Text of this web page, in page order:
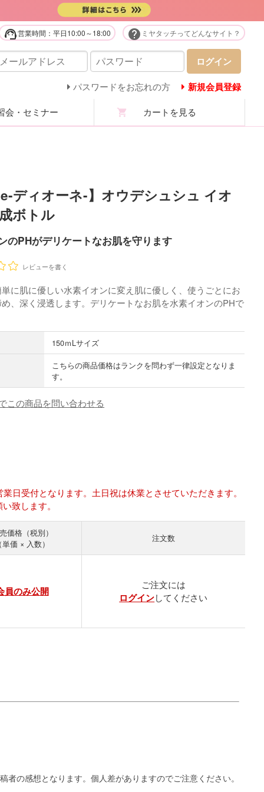
support_agent営業時間：平日10:00～18:00 help ミヤタッチってどんなサイト？
ログイン
パスワードをお忘れの方 新規会員登録
用品・化粧品
用美容機器・美顔器・家電
ユニフォーム
析機・カウンセリング
の商品を見る
・セミナー カートを見る
ディオーネ-】オウデシュシュ イオ
ボトル
のPHがデリケートなお肌を守ります
レビューを書く
に肌に優しい水素イオンに変え肌に優しく、使うごとにお
、深く浸透します。デリケートなお肌を水素イオンのPHで
150ｍLサイズ
こちらの商品価格はランクを問わず一律設定となりま
す。
この商品を問い合わせる
日受付となります。土日祝は休業とさせていただきます。
致します。
価格
単価 × 入数）
注文数
員のみ公開
ご注文には
ログインしてください